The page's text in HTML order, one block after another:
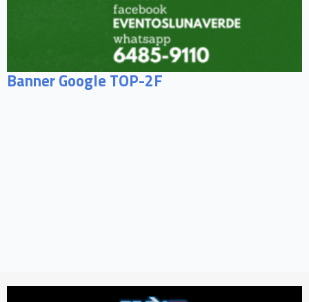
Banner Google TOP-2F